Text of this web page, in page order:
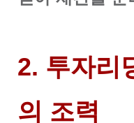
2. 투자리
의 조력